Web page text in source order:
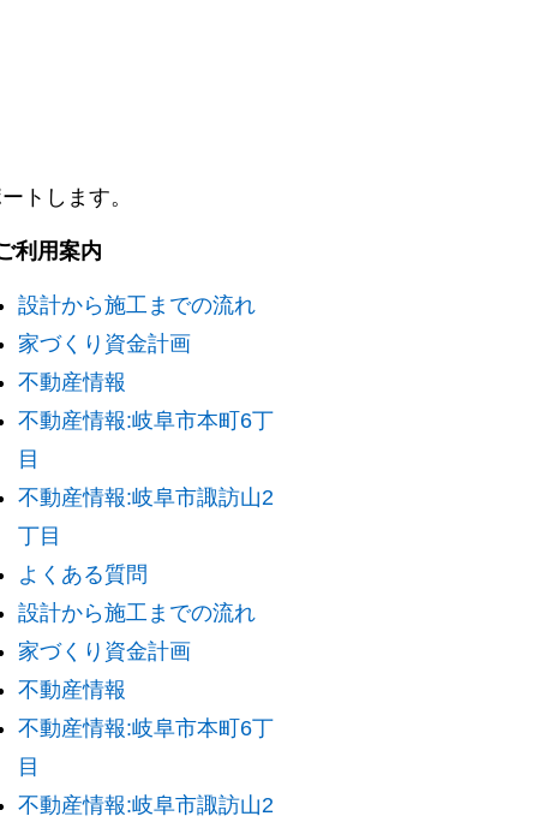
トします。
利用案内
設計から施工までの流れ
家づくり資金計画
不動産情報
不動産情報:岐阜市本町6丁
目
不動産情報:岐阜市諏訪山2
丁目
よくある質問
設計から施工までの流れ
家づくり資金計画
不動産情報
不動産情報:岐阜市本町6丁
目
不動産情報:岐阜市諏訪山2